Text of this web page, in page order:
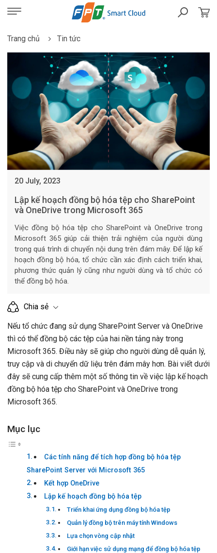
Trang chủ Tin tức
20 July, 2023
Lập kế hoạch đồng bộ hóa tệp cho SharePoint
và OneDrive trong Microsoft 365
Việc đồng bộ hóa tệp cho SharePoint và OneDrive trong
Microsoft 365 giúp cải thiện trải nghiệm của người dùng
trong quá trình di chuyển nội dung trên đám mây. Để lập kế
hoạch đồng bộ hóa, tổ chức cần xác định cách triển khai,
phương thức quản lý cũng như người dùng và tổ chức có
thể đồng bộ hóa.
Chia sẻ
Nếu tổ chức đang sử dụng SharePoint Server và OneDrive
thì có thể đồng bộ các tệp của hai nền tảng này trong
Microsoft 365. Điều này sẽ giúp cho người dùng dễ quản lý,
truy cập và di chuyển dữ liệu trên đám mây hơn. Bài viết dưới
đây sẽ cung cấp thêm một số thông tin về việc lập kế hoạch
đồng bộ hóa tệp cho SharePoint và OneDrive trong
Microsoft 365.
Mục lục
Các tính năng để tích hợp đồng bộ hóa tệp
SharePoint Server với Microsoft 365
Kết hợp OneDrive
Lập kế hoạch đồng bộ hóa tệp
Triển khai ứng dụng đồng bộ hóa tệp
Quản lý đồng bộ trên máy tính Windows
Lựa chọn vòng cập nhật
Giới hạn việc sử dụng mạng để đồng bộ hóa tệp